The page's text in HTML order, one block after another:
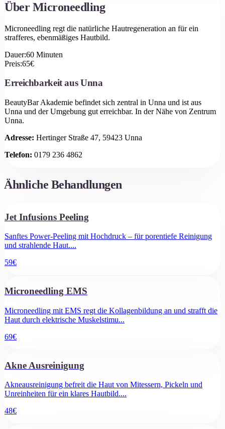
ÜberMicroneedling
Microneedling regt die natürliche Hautregeneration an für ein
strafferes, ebenmäßiges Hautbild.
Dauer:60 Minuten
Preis:65€
Erreichbarkeit ausUnna
BeautyBar Akademie befindet sich zentral in Unna und ist aus
Unna und der Umgebung gut erreichbar. In der Nähe von Zentrum
Unna.
Adresse: Hertinger Straße 47, 59423 Unna
Telefon: 0179 236 4862
Ähnliche Behandlungen
Jet Infusions Peeling
Sanftes Power-Peeling mit Hochdruck – für porentiefe Reinigung
und strahlende Haut....
59€
Microneedling EMS
Microneedling mit EMS regt die Kollagenbildung an und strafft die
Haut durch elektrische Muskelstimu...
69€
Akne Ausreinigung
Akneausreinigung befreit die Haut von Mitessern, Pickeln und
Unreinheiten für ein klares Hautbild....
48€